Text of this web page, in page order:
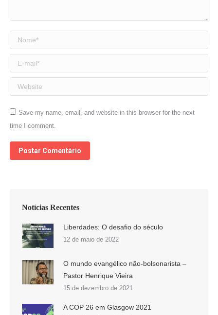
Nome *
E-mail *
Website
Save my name, email, and website in this browser for the next
time I comment.
Postar Comentário
Notícias Recentes
Liberdades: O desafio do século
12 de maio de 2022
O mundo evangélico não-bolsonarista –
Pastor Henrique Vieira
15 de dezembro de 2021
A COP 26 em Glasgow 2021